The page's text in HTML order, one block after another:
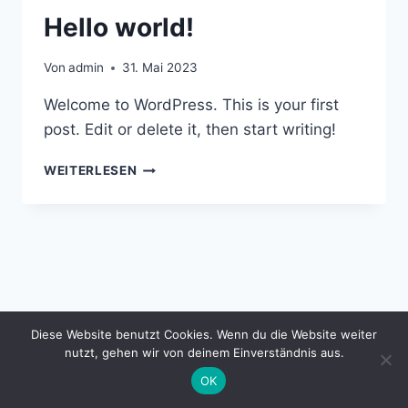
Hello world!
Von admin 31. Mai 2023
Welcome to WordPress. This is your first
post. Edit or delete it, then start writing!
WEITERLESEN HELLO
© 2026 Förderverein der GHO e.V. - WordPress
Theme vonKadence WP
Diese Website benutzt Cookies. Wenn du die Website weiter
nutzt, gehen wir von deinem Einverständnis aus.
OK